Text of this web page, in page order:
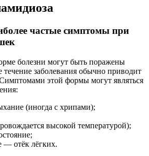
частые симптомы при
болезни могут быть поражены
течение заболевания обычно приводит
этой формы могут являться
(иногда с хрипами);
высокой температурой);
— отёк лёгких.